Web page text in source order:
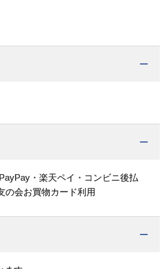
・楽天ペイ・コンビニ後払
の会お買物カード利用